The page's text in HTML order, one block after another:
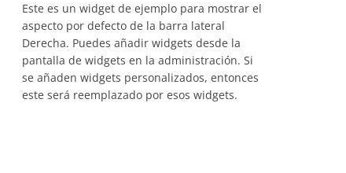
Este es un widget de ejemplo para mostrar el
aspecto por defecto de la barra lateral
Derecha. Puedes añadir widgets desde la
pantalla de widgets en la administración. Si
se añaden widgets personalizados, entonces
este será reemplazado por esos widgets.